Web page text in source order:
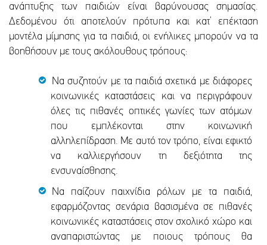
ανάπτυξης των παιδιών είναι βαρύνουσας σημασίας.
Δεδομένου ότι αποτελούν πρότυπα και κατ’ επέκταση
μοντέλα μίμησης για τα παιδιά, οι ενήλικες μπορούν να τα
βοηθήσουν με τους ακόλουθους τρόπους:
Να συζητούν με τα παιδιά σχετικά με διάφορες
κοινωνικές καταστάσεις και να περιγράφουν
όλες τις πιθανές οπτικές γωνίες των ατόμων
που εμπλέκονται στην κοινωνική
αλληλεπίδραση. Με αυτό τον τρόπο, είναι εφικτό
να καλλιεργήσουν τη δεξιότητα της
ενσυναίσθησης.
Να παίζουν παιχνίδια ρόλων με τα παιδιά,
εφαρμόζοντας σενάρια βασισμένα σε πιθανές
κοινωνικές καταστάσεις στον σχολικό χώρο και
αναπαριστώντας με ποιους τρόπους θα